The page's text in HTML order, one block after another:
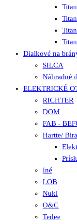
Dialkové na
SILCA
Náhradné
ELEKTRICKÉ
RICHTER
DOM
FAB -
Hartte/ Bira
Iné
LOB
Nuki
O&C
Tedee